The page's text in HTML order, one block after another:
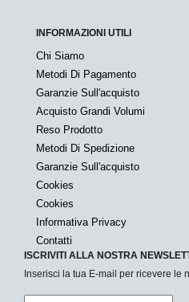
INFORMAZIONI UTILI
Chi Siamo
Metodi Di Pagamento
Garanzie Sull'acquisto
Acquisto Grandi Volumi
Reso Prodotto
Metodi Di Spedizione
Garanzie Sull'acquisto
Cookies
Cookies
Informativa Privacy
Contatti
ISCRIVITI ALLA NOSTRA
Inserisci la tua E-mail per ricevere le